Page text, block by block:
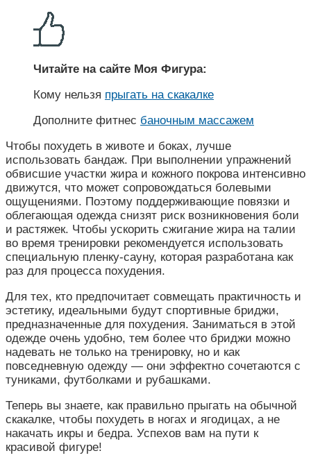
Читайте на сайте Моя Фигура:
Кому нельзя прыгать на скакалке
Дополните фитнес баночным массажем
Чтобы похудеть в животе и боках, лучше
использовать бандаж. При выполнении упражнений
обвисшие участки жира и кожного покрова интенсивно
движутся, что может сопровождаться болевыми
ощущениями. Поэтому поддерживающие повязки и
облегающая одежда снизят риск возникновения боли
и растяжек. Чтобы ускорить сжигание жира на талии
во время тренировки рекомендуется использовать
специальную пленку-сауну, которая разработана как
раз для процесса похудения.
Для тех, кто предпочитает совмещать практичность и
эстетику, идеальными будут спортивные бриджи,
предназначенные для похудения. Заниматься в этой
одежде очень удобно, тем более что бриджи можно
надевать не только на тренировку, но и как
повседневную одежду — они эффектно сочетаются с
туниками, футболками и рубашками.
Теперь вы знаете, как правильно прыгать на обычной
скакалке, чтобы похудеть в ногах и ягодицах, а не
накачать икры и бедра. Успехов вам на пути к
красивой фигуре!